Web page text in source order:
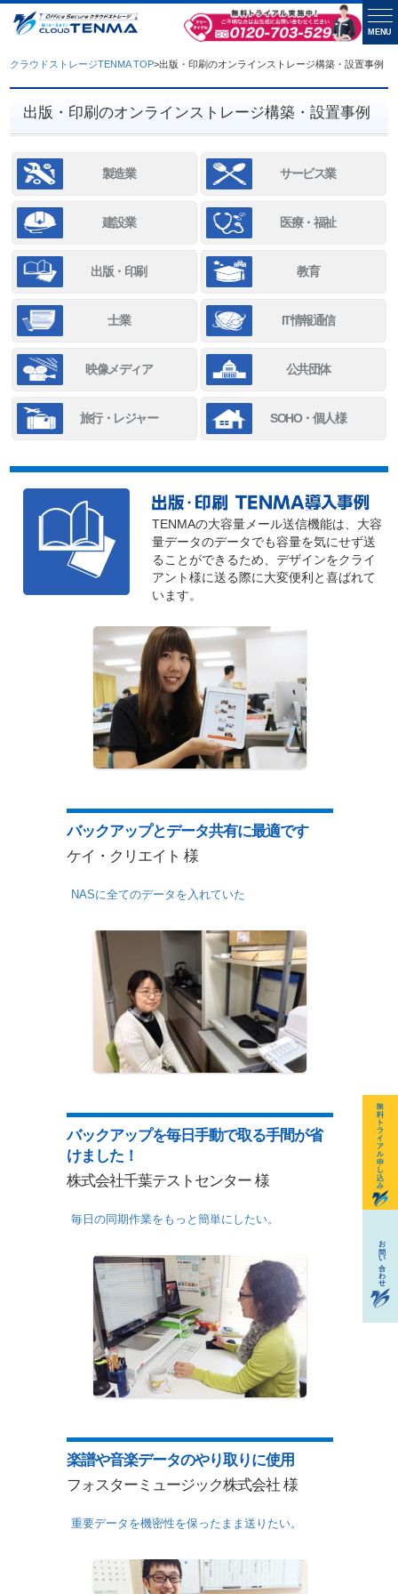
クラウドストレージTENMA TOP>出版・印刷のオンラインストレージ構築・設置事例
出版・印刷のオンラインストレージ構築・設置事例
製造業 サービス業
建設業 医療・福祉
出版・印刷 教育
士業 IT情報通信
映像メディア 公共団体
旅行・レジャー SOHO・個人様
TENMAの大容量メール送信機能は、大容
量データのデータでも容量を気にせず送
ることができるため、デザインをクライ
アント様に送る際に大変便利と喜ばれて
います。
バックアップとデータ共有に最適です
ケイ・クリエイト 様
NASに全てのデータを入れていた
バックアップを毎日手動で取る手間が省
けました！
株式会社千葉テストセンター 様
毎日の同期作業をもっと簡単にしたい。
楽譜や音楽データのやり取りに使用
フォスターミュージック株式会社 様
重要データを機密性を保ったまま送りたい。
MENU